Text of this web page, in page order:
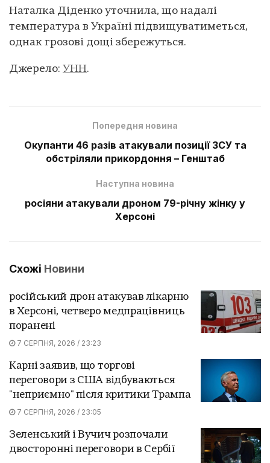
Наталка Діденко уточнила, що надалі
температура в Україні підвищуватиметься,
однак грозові дощі збережуться.
Джерело: УНН.
Попередня новина
Окупанти 46 разів атакували позиції ЗСУ та
обстріляли прикордоння – Генштаб
Наступна новина
росіяни атакували дроном 79-річну жінку у
Херсоні
Схожі Новини
російський дрон атакував лікарню
в Херсоні, четверо медпрацівниць
поранені
7 СЕРПНЯ, 2026 / 23:23
Карні заявив, що торгові
переговори з США відбуваються
"неприємно" після критики Трампа
7 СЕРПНЯ, 2026 / 23:05
Зеленський і Вучич розпочали
двосторонні переговори в Сербії